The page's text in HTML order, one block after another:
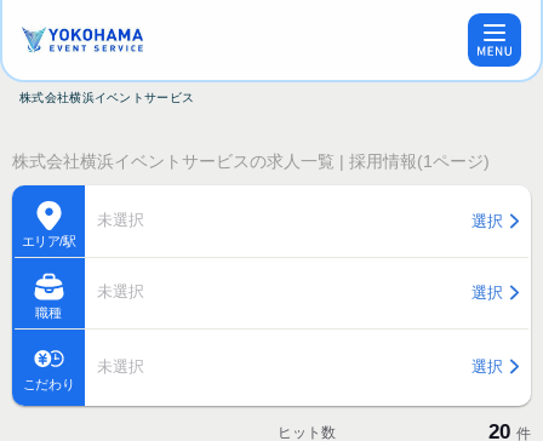
株式会社横浜イベントサービス
株式会社横浜イベントサービスの求人一覧 | 採用情報(1ページ)
エリア/駅
未選択 選択
職種
未選択 選択
こだわり
未選択 選択
ヒット数 20 件